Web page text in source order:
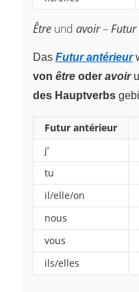
Être und avoir–
Das Futur antérieur
von être oder avoir
des Hauptverbs
Futur antérieur
j’
tu
il/elle/on
nous
vous
ils/elles